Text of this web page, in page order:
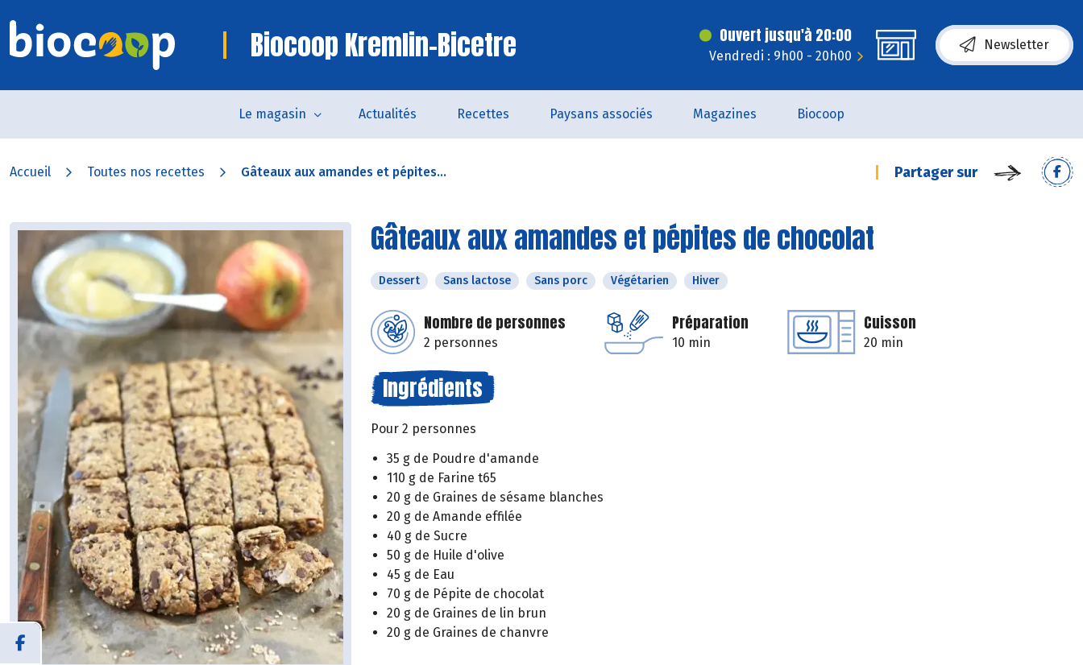
Biocoop Kremlin-Bicetre Ouvert jusqu'à 20:00
Vendredi : 9h00 - 20h00
Newsletter
Le magasin Actualités Recettes Paysans associés Magazines Biocoop
Accueil Toutes nos recettes Gâteaux aux amandes et pépites... Partager sur
Gâteaux aux amandes et pépites de chocolat
Dessert Sans lactose Sans porc Végétarien Hiver
Nombre de personnes
2 personnes
Préparation
10 min
Cuisson
20 min
Ingrédients
Pour 2 personnes
35 g de Poudre d'amande
110 g de Farine t65
20 g de Graines de sésame blanches
20 g de Amande effilée
40 g de Sucre
50 g de Huile d'olive
45 g de Eau
70 g de Pépite de chocolat
20 g de Graines de lin brun
20 g de Graines de chanvre